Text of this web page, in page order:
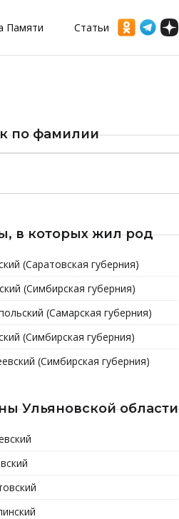
Памяти Статьи
по фамилии
в которых жил род
(Саратовская губерния)
(Симбирская губерния)
(Самарская губерния)
(Симбирская губерния)
(Симбирская губерния)
Ульяновской области